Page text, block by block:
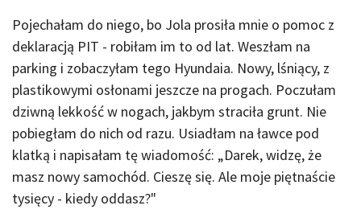
Pojechałam do niego, bo Jola prosiła mnie o pomoc z
deklaracją PIT - robiłam im to od lat. Weszłam na
parking i zobaczyłam tego Hyundaia. Nowy, lśniący, z
plastikowymi osłonami jeszcze na progach. Poczułam
dziwną lekkość w nogach, jakbym straciła grunt. Nie
pobiegłam do nich od razu. Usiadłam na ławce pod
klatką i napisałam tę wiadomość: „Darek, widzę, że
masz nowy samochód. Cieszę się. Ale moje piętnaście
tysięcy - kiedy oddasz?"